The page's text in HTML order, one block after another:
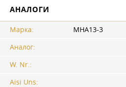
АНАЛОГИ
Марка:
МНА13-3
Аналог:
W. Nr.:
Aisi Uns: